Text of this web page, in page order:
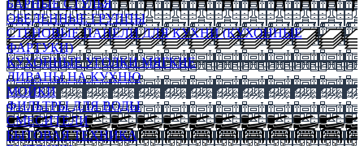
БАРНЫЕ СТУЛЬЯ
ОБЕДЕННЫЕ ГРУППЫ
СТЕНОВЫЕ ПАНЕЛИ ДЛЯ КУХНИ (КУХОННЫЕ
ФАРТУКИ)
КУХОННЫЕ УГОЛКИ МЯГКИЕ
ДИВАНЫ НА КУХНЮ
МОЙКИ
ФИЛЬТРЫ ДЛЯ ВОДЫ
СМЕСИТЕЛИ
БЫТОВАЯ ТЕХНИКА